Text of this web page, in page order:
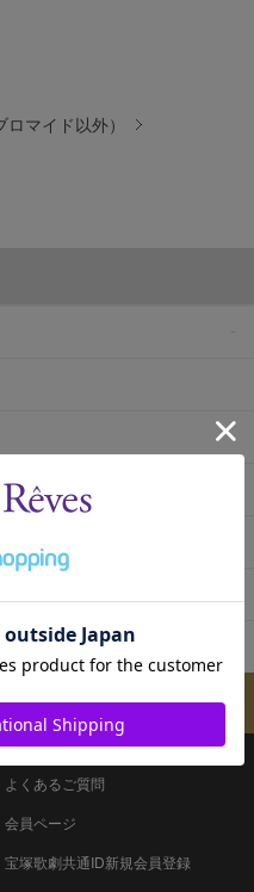
マイド以外）
のご案内
よくあるご質問
会員ページ
宝塚歌劇共通ID新規会員登録